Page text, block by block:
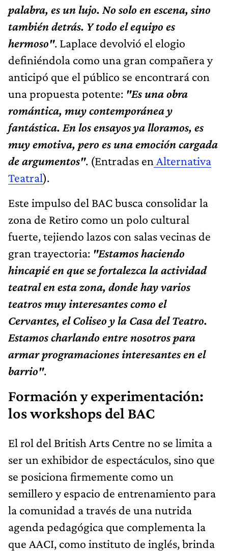
palabra, es un lujo. No solo en escena, sino
también detrás. Y todo el equipo es
hermoso". Laplace devolvió el elogio
definiéndola como una gran compañera y
anticipó que el público se encontrará con
una propuesta potente: "Es una obra
romántica, muy contemporánea y
fantástica. En los ensayos ya lloramos, es
muy emotiva, pero es una emoción cargada
de argumentos". (Entradas en Alternativa
Teatral).
Este impulso del BAC busca consolidar la
zona de Retiro como un polo cultural
fuerte, tejiendo lazos con salas vecinas de
gran trayectoria: "Estamos haciendo
hincapié en que se fortalezca la actividad
teatral en esta zona, donde hay varios
teatros muy interesantes como el
Cervantes, el Coliseo y la Casa del Teatro.
Estamos charlando entre nosotros para
armar programaciones interesantes en el
barrio".
Formación y experimentación:
los workshops del BAC
El rol del British Arts Centre no se limita a
ser un exhibidor de espectáculos, sino que
se posiciona firmemente como un
semillero y espacio de entrenamiento para
la comunidad a través de una nutrida
agenda pedagógica que complementa la
que AACI, como instituto de inglés, brinda